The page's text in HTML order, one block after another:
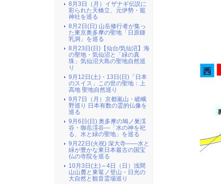
8月3日（月）イザナギ伝説に
彩られた天橋立、元伊勢・籠
神社を巡る
8月2日(日) 山岳修行者が集っ
た東京奥多摩の聖地「日原鍾
乳洞」を巡る
8月23日(日)【仙台/気仙沼】海
の聖地・気仙沼と「緑の真
珠」気仙沼大島の聖地自然巡
り
9月12日(土)・13日(日)「日本
のスイス」この世の聖地：上
高地 聖地自然巡り
9月7日（月）京都嵐山・嵯峨
野巡り 日本有数の霊的仏像を
巡る
9月6日(日) 奥多摩の鳩ノ巣渓
谷・御岳渓谷―「水の神を祀
る、水と緑の聖地」を巡る
9月22日(火祝) 深大寺――水と
緑が豊かな東日本最古の国宝
仏の寺院を巡る
10月3日(土)～4日（日）浅間
山山麓と東篭ノ登山・日光の
大自然と観音霊場巡り